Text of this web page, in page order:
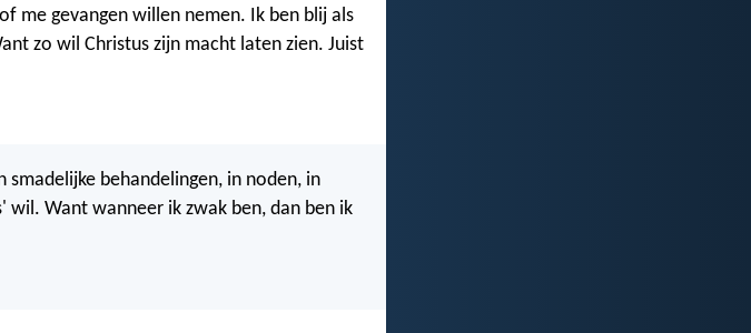
me gevangen willen nemen. Ik ben blij als
zo wil Christus zijn macht laten zien. Juist
smadelijke behandelingen, in noden, in
wil. Want wanneer ik zwak ben, dan ben ik